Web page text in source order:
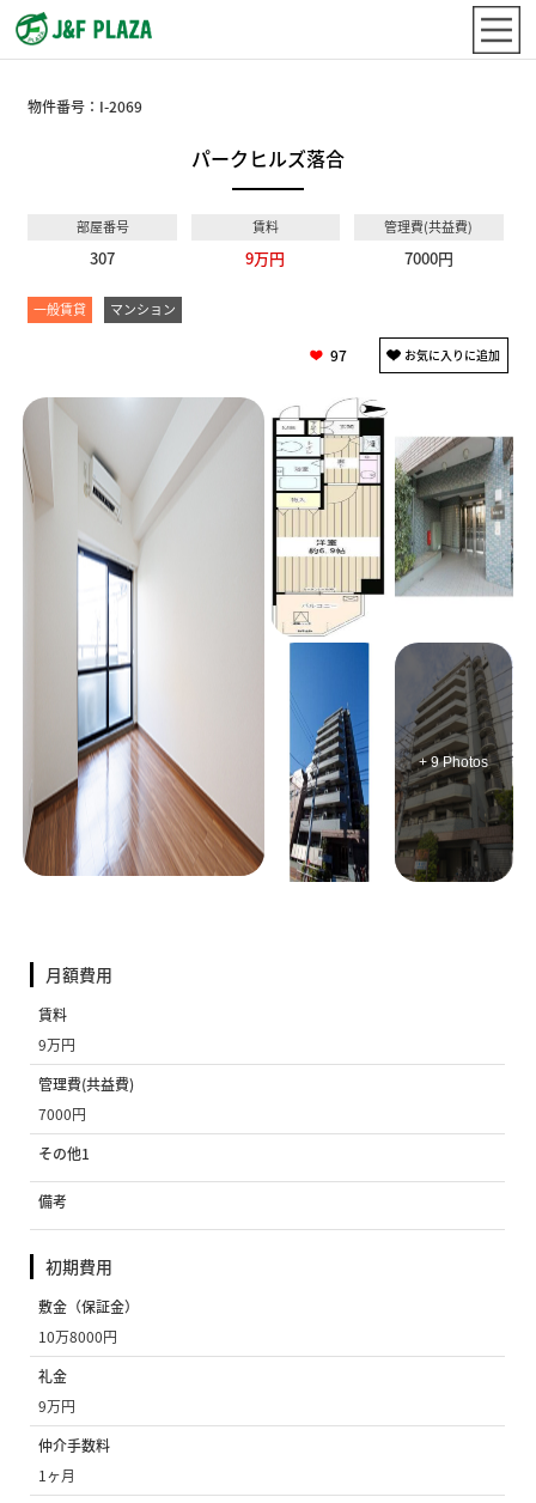
物件番号： I-2069
パークヒルズ落合
部屋番号
307
賃料
9万円
管理費(共益費)
7000円
一般賃貸 マンション
97
+ 9 Photos
月額費用
賃料
9万円
管理費(共益費)
7000円
その他1
備考
初期費用
敷金（保証金）
10万8000円
礼金
9万円
仲介手数料
1ヶ月